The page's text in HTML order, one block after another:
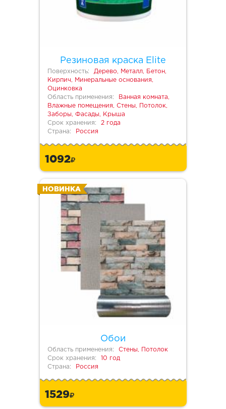
Резиновая краска Elite
Поверхность:
Дерево, Металл, Бетон,
Кирпич, Минеральные основания,
Оцинковка
Область применения:
Ванная комната,
Влажные помещения, Стены, Потолок,
Заборы, Фасады, Крыша
Срок хранения:
2 года
Страна:
Россия
1092
Обои
НОВИНКА
Область применения:
Стены, Потолок
Срок хранения:
10 год
Страна:
Россия
1529